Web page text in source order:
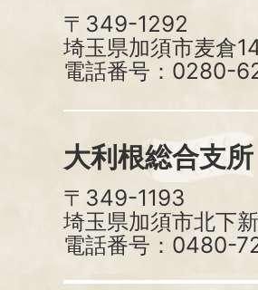
〒349-1292
埼玉県加須市麦倉
電話番号：0280-
大利根総合支所
〒349-1193
埼玉県加須市北下
電話番号：0480-